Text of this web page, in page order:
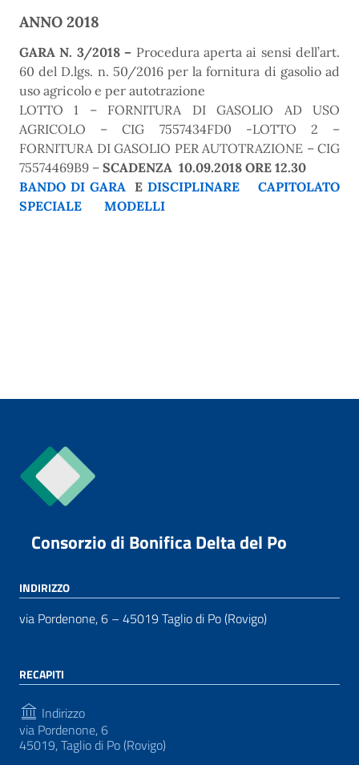
ANNO 2018
GARA N. 3/2018 – Procedura aperta ai sensi dell’art.
60 del D.lgs. n. 50/2016 per la fornitura di gasolio ad
uso agricolo e per autotrazione
LOTTO 1 – FORNITURA DI GASOLIO AD USO
AGRICOLO – CIG 7557434FD0 -LOTTO 2 –
FORNITURA DI GASOLIO PER AUTOTRAZIONE – CIG
75574469B9 – SCADENZA 10.09.2018 ORE 12.30
BANDO DI GARAE DISCIPLINARE
CAPITOLATO
SPECIALE
MODELLI
Consorzio di Bonifica Delta del Po
INDIRIZZO
via Pordenone, 6 – 45019 Taglio di Po (Rovigo)
RECAPITI
Indirizzo
via Pordenone, 6
45019, Taglio di Po (Rovigo)